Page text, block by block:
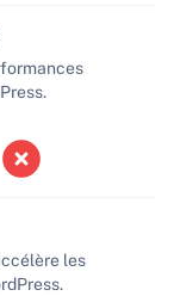
les